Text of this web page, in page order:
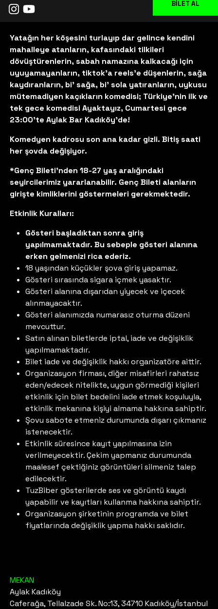
BİLET AL
Yatağın her köşesini turlayıp dar gelince kendini
mahalleye atanların, kafasındaki tilkileri
dövüştürenlerin, sabah namazına kalkacağı için
uyuyamayanların, tiktok’a reels’e düşenlerin, sağa
kaydıranların, bi’ sağa, bi’ sola yatıranların, uykusu
mütemadiyen kaçıkların komedisi; Türkiye’nin ilk ve
tek gece komedisi Ayaktayız, Cumartesi gece
23:00’te Aylak Bar Kadıköy’de!
Komedyen kadrosu son ana kadar gizli. Bitiş saati
her şovda değişiyor.
*Genç Bileti'nden 18-27 yaş aralığındaki
seyircilerimiz yararlanabilir. Genç Bileti alanların
girişte kimliklerini göstermeleri gerekmektedir.
Etkinlik Kuralları:
Gösteri başladıktan sonra giriş
yapılmamaktadır. Bu sebeple gösteri alanına
erken gelmenizi rica ederiz.
18 yaşından küçükler şova giriş yapamaz.
Gösteri sırasında sigara içmek yasaktır.
Gösteri alanına dışarıdan yiyecek ve içecek
alınmayacaktır.
Gösteri alanımızda numarasız oturma düzeni
mevcuttur.
Satın alınan biletlerde iptal, iade ve değişiklik
yapılmamaktadır.
Bilet iade ve değişiklik hakkı organizatöre aittir.
Organizasyon firması, diğer misafirleri rahatsız
eden/edecek nitelikte, uygun görmediği kişileri
etkinlik için bilet bedelini iade etmek koşuluyla,
etkinlik mekanına kişiyi almama hakkına sahiptir.
Şovu sabote etmeniz durumunda dışarı çıkmanız
istenecektir.
Etkinlik süresince kayıt yapılmasına izin
verilmeyecektir. Çekim yapmanız durumunda
maalesef çektiğiniz görüntüleri silmeniz talep
edilecektir.
TuzBiber gösterilerde ses ve görüntü kaydı
yapabilir ve kayıtları kullanma hakkına sahiptir.
Organizasyon şirketinin programda ve bilet
fiyatlarında değişiklik yapma hakkı saklıdır.
MEKAN
Aylak Kadıköy
Caferağa, Tellalzade Sk. No:13, 34710 Kadıköy/İstanbul